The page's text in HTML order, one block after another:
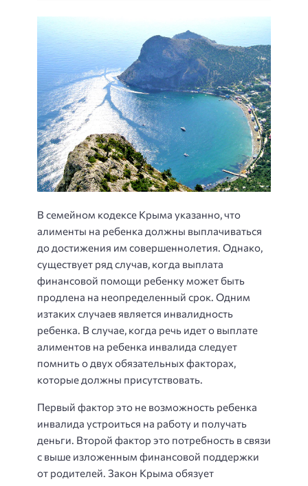
В семейном кодексе Крыма указанно, что
алименты на ребенка должны выплачиваться
до достижения им совершеннолетия. Однако,
существует ряд случав, когда выплата
финансовой помощи ребенку может быть
продлена на неопределенный срок. Одним
изтаких случаев является инвалидность
ребенка. В случае, когда речь идет о выплате
алиментов на ребенка инвалида следует
помнить о двух обязательных факторах,
которые должны присутствовать.
Первый фактор это не возможность ребенка
инвалида устроиться на работу и получать
деньги. Второй фактор это потребность в связи
с выше изложенным финансовой поддержки
от родителей. Закон Крыма обязует